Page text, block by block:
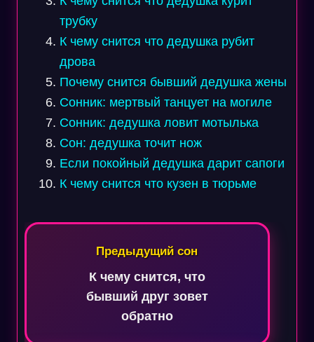
трубку
К чему снится что дедушка рубит
дрова
Почему снится бывший дедушка жены
Сонник: мертвый танцует на могиле
Сонник: дедушка ловит мотылька
Сон: дедушка точит нож
Если покойный дедушка дарит сапоги
К чему снится что кузен в тюрьме
Навигация
записям
Предыдущий сон
К чему снится, что
бывший друг зовет
обратно